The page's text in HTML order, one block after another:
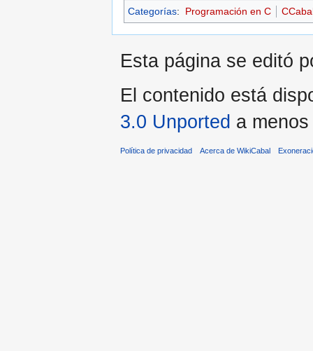
Categorías: Programación en C
Esta página se editó
El contenido está
3.0 Unported a
Política de privacidad Acerca de WikiCabal